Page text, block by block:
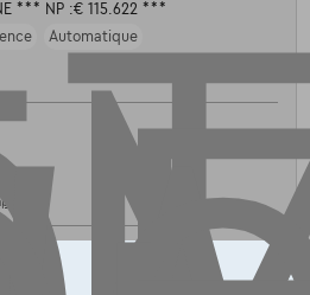
*** NP :€ 115.622 ***
Automatique